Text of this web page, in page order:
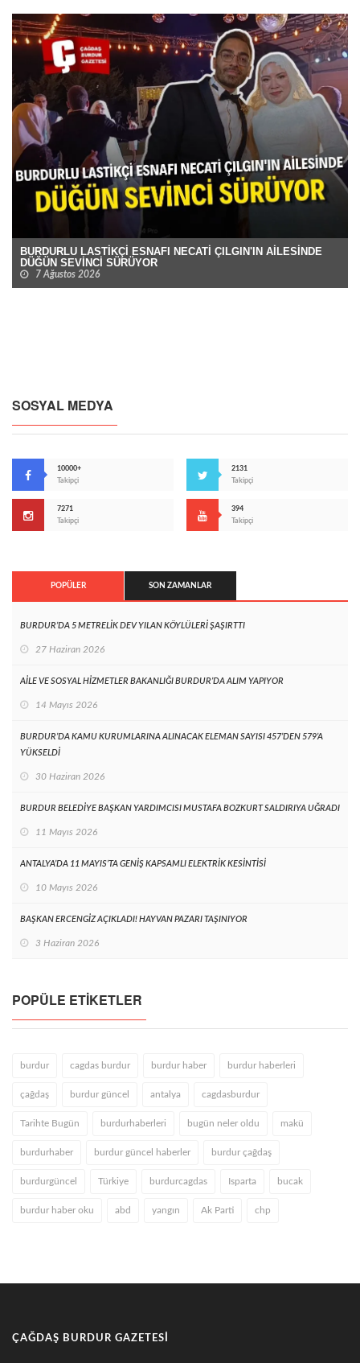
BURDURLU LASTİKÇİ ESNAFI NECATİ ÇILGIN'IN AİLESİNDE
DÜĞÜN SEVİNCİ SÜRÜYOR
7 Ağustos 2026
SOSYAL MEDYA
10000+
Takipçi
2131
Takipçi
7271
Takipçi
394
Takipçi
POPÜLER SON ZAMANLAR
BURDUR’DA 5 METRELİK DEV YILAN KÖYLÜLERİ ŞAŞIRTTI
27 Haziran 2026
AİLE VE SOSYAL HİZMETLER BAKANLIĞI BURDUR’DA ALIM YAPIYOR
14 Mayıs 2026
BURDUR’DA KAMU KURUMLARINA ALINACAK ELEMAN SAYISI 457’DEN 579’A
YÜKSELDİ
30 Haziran 2026
BURDUR BELEDİYE BAŞKAN YARDIMCISI MUSTAFA BOZKURT SALDIRIYA UĞRADI
11 Mayıs 2026
ANTALYA’DA 11 MAYIS’TA GENİŞ KAPSAMLI ELEKTRİK KESİNTİSİ
10 Mayıs 2026
BAŞKAN ERCENGİZ AÇIKLADI! HAYVAN PAZARI TAŞINIYOR
3 Haziran 2026
POPÜLE ETIKETLER
burdur cagdas burdur burdur haber burdur haberleri
çağdaş burdur güncel antalya cagdasburdur
Tarihte Bugün burdurhaberleri bugün neler oldu makü
burdurhaber burdur güncel haberler burdur çağdaş
burdurgüncel Türkiye burdurcagdas Isparta bucak
burdur haber oku abd yangın Ak Parti chp
ÇAĞDAŞ BURDUR GAZETESI